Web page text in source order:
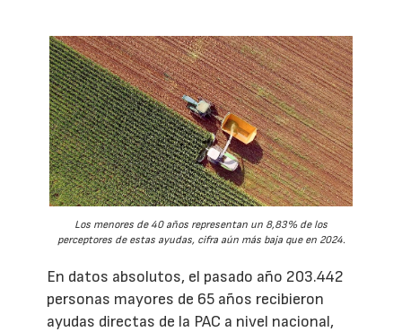
Los menores de 40 años representan un 8,83% de los
perceptores de estas ayudas, cifra aún más baja que en 2024.
En datos absolutos, el pasado año 203.442
personas mayores de 65 años recibieron
ayudas directas de la PAC a nivel nacional,